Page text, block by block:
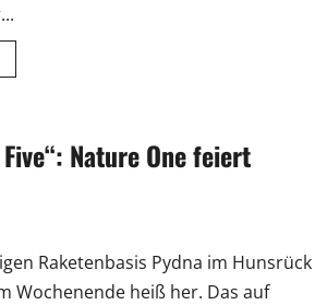
90er
Nature One feiert
Raketenbasis Pydna im Hunsrück
Wochenende heiß her. Das auf